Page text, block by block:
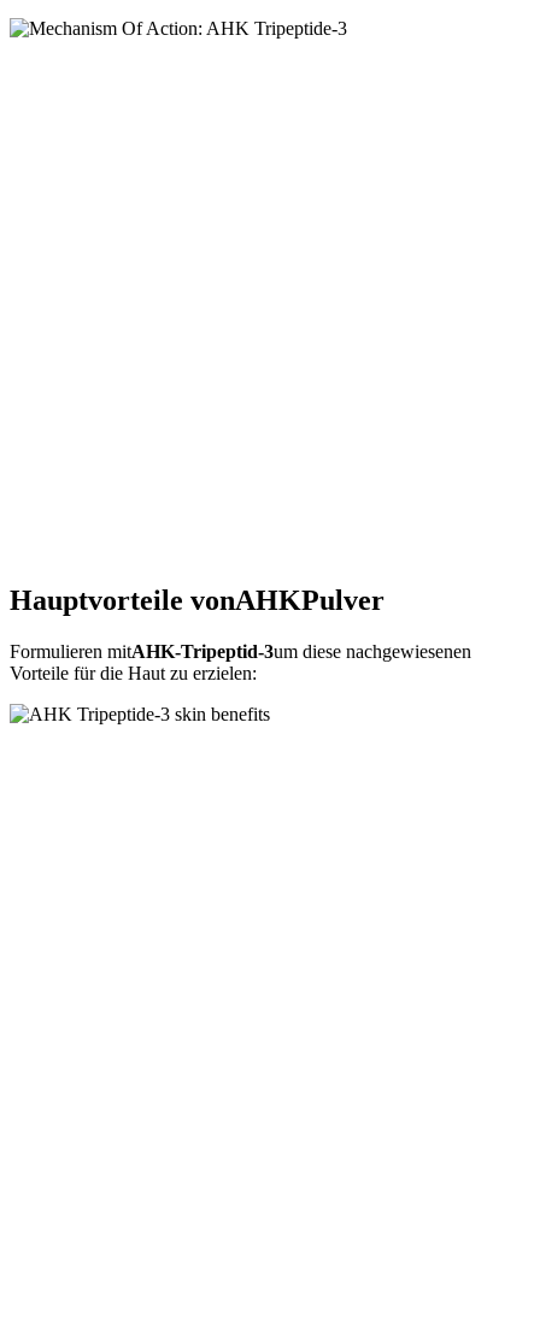
Hauptvorteile vonAHKPulver
Formulieren mitAHK-Tripeptid-3um diese nachgewiesenen
Vorteile für die Haut zu erzielen: